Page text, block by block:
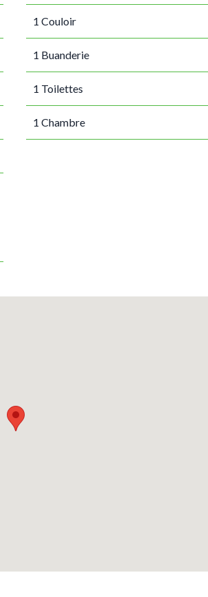
1 Couloir
1 Buanderie
1 Toilettes
1 Chambre